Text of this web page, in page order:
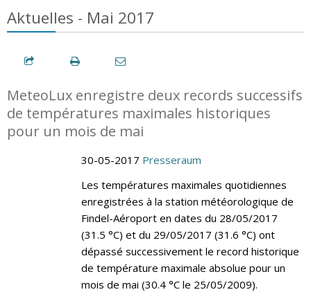
Aktuelles - Mai 2017
MeteoLux enregistre deux records successifs
de températures maximales historiques
pour un mois de mai
30-05-2017 Presseraum
Les températures maximales quotidiennes
enregistrées à la station météorologique de
Findel-Aéroport en dates du 28/05/2017
(31.5 °C) et du 29/05/2017 (31.6 °C) ont
dépassé successivement le record historique
de température maximale absolue pour un
mois de mai (30.4 °C le 25/05/2009).